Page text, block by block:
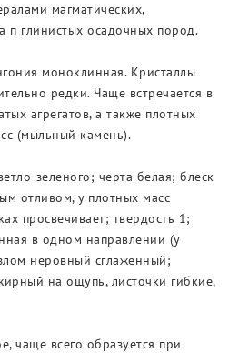
магматических,
п глинистых осадочных пород.
моноклинная. Кристаллы
редки. Чаще встречается в
агрегатов, а также плотных
(мыльный камень).
зеленого; черта белая; блеск
отливом, у плотных масс
просвечивает; твердость 1;
в одном направлении (у
неровный сглаженный;
на ощупь, листочки гибкие,
чаще всего образуется при